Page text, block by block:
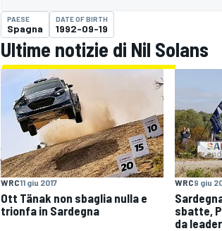
PAESE
Spagna
DATE OF BIRTH
1992-09-19
Ultime notizie di Nil Solans
WRC11 giu 2017
Ott Tänak non sbaglia nulla e
trionfa in Sardegna
WRC9 giu
sbatte,
da leader